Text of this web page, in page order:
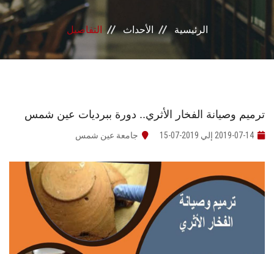
البحث العلمي
الرعاية الصحية
الإعلام
تواصل معنا
الرئيسية الأحداث التفاصيل
ترميم وصيانة الفخار الأثري.. دورة ببرديات عين شمس
2019-07-14 إلي 2019-07-15 جامعة عين شمس